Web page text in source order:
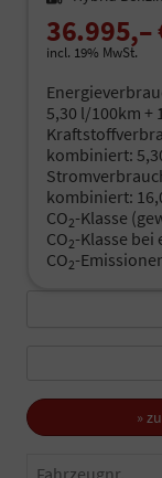
36.995,–
incl. 19% MwSt.
5,30 l/100km +
kombiniert:
kombiniert:
CO2-Klasse
CO2-Klasse
CO2-
»
Fahrzeugnr.